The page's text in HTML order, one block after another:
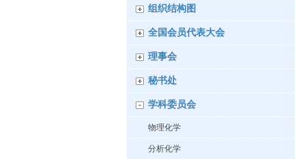
组织结构图
全国会员代表大会
理事会
秘书处
学科委员会
物理化学
分析化学